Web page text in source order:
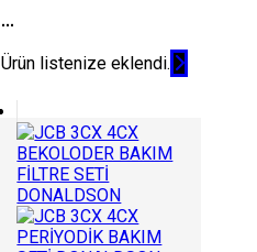
...
Ürün listenize eklendi.